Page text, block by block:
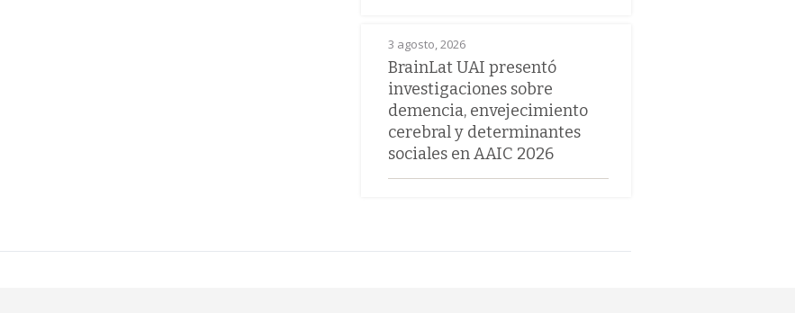
3 agosto, 2026
BrainLat UAI presentó
investigaciones sobre
demencia, envejecimiento
cerebral y determinantes
sociales en AAIC 2026